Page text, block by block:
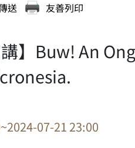
送 友善列印
講】Buw! An
07-21 23:00